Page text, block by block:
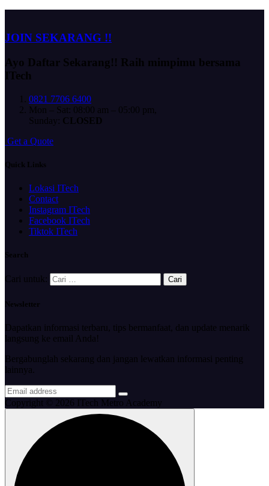
JOIN SEKARANG !!
Ayo Daftar Sekarang!! Raih mimpimu bersama
ITech
0821 7706 6400
Mon – Sat: 08:00 am – 05:00 pm,
Sunday: CLOSED
Get a Quote
Quick Links
Lokasi ITech
Contact
Instagram ITech
Facebook ITech
Tiktok ITech
Search
Cari untuk:
Newsletter
Dapatkan informasi terbaru, tips bermanfaat, dan update menarik
langsung ke email Anda!
Bergabunglah sekarang dan jangan lewatkan informasi penting
lainnya.
Copyright © 2026 ITech Metro Academy